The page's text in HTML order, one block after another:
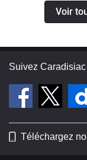
Voir
Suivez Caradisiac
Téléchargez